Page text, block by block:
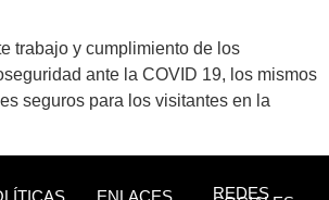
está
trabajo y cumplimiento de los
ante la COVID 19, los mismos
seguros para los visitantes en la
REDES